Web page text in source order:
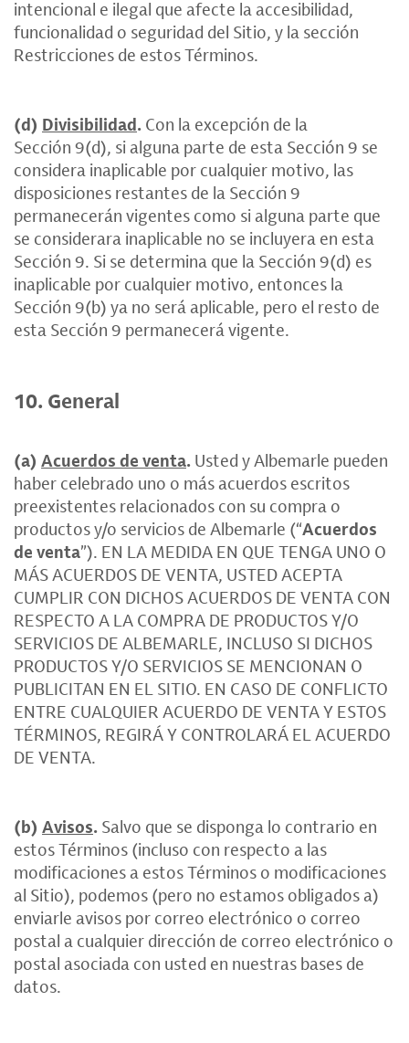
intencional e ilegal que afecte la accesibilidad,
funcionalidad o seguridad del Sitio, y la sección
Restricciones de estos Términos.
(d) Divisibilidad. Con la excepción de la
Sección 9(d), si alguna parte de esta Sección 9 se
considera inaplicable por cualquier motivo, las
disposiciones restantes de la Sección 9
permanecerán vigentes como si alguna parte que
se considerara inaplicable no se incluyera en esta
Sección 9. Si se determina que la Sección 9(d) es
inaplicable por cualquier motivo, entonces la
Sección 9(b) ya no será aplicable, pero el resto de
esta Sección 9 permanecerá vigente.
10. General
(a) Acuerdos de venta. Usted y Albemarle pueden
haber celebrado uno o más acuerdos escritos
preexistentes relacionados con su compra o
productos y/o servicios de Albemarle (“Acuerdos
de venta”). EN LA MEDIDA EN QUE TENGA UNO O
MÁS ACUERDOS DE VENTA, USTED ACEPTA
CUMPLIR CON DICHOS ACUERDOS DE VENTA CON
RESPECTO A LA COMPRA DE PRODUCTOS Y/O
SERVICIOS DE ALBEMARLE, INCLUSO SI DICHOS
PRODUCTOS Y/O SERVICIOS SE MENCIONAN O
PUBLICITAN EN EL SITIO. EN CASO DE CONFLICTO
ENTRE CUALQUIER ACUERDO DE VENTA Y ESTOS
TÉRMINOS, REGIRÁ Y CONTROLARÁ EL ACUERDO
DE VENTA.
(b) Avisos. Salvo que se disponga lo contrario en
estos Términos (incluso con respecto a las
modificaciones a estos Términos o modificaciones
al Sitio), podemos (pero no estamos obligados a)
enviarle avisos por correo electrónico o correo
postal a cualquier dirección de correo electrónico o
postal asociada con usted en nuestras bases de
datos.